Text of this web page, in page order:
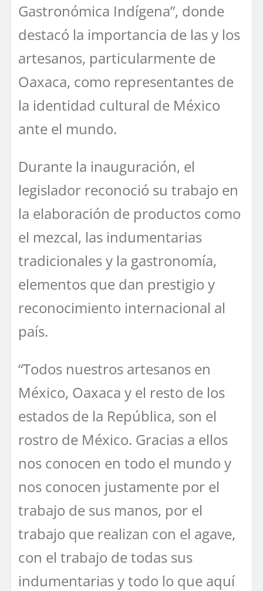
Gastronómica Indígena”, donde
destacó la importancia de las y los
artesanos, particularmente de
Oaxaca, como representantes de
la identidad cultural de México
ante el mundo.
Durante la inauguración, el
legislador reconoció su trabajo en
la elaboración de productos como
el mezcal, las indumentarias
tradicionales y la gastronomía,
elementos que dan prestigio y
reconocimiento internacional al
país.
“Todos nuestros artesanos en
México, Oaxaca y el resto de los
estados de la República, son el
rostro de México. Gracias a ellos
nos conocen en todo el mundo y
nos conocen justamente por el
trabajo de sus manos, por el
trabajo que realizan con el agave,
con el trabajo de todas sus
indumentarias y todo lo que aquí